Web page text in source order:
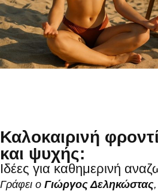
Καλοκαιρινή
και ψυχής:
Ιδέες για καθημερινή
Γράφει ο Γιώργος Δεληκώστας